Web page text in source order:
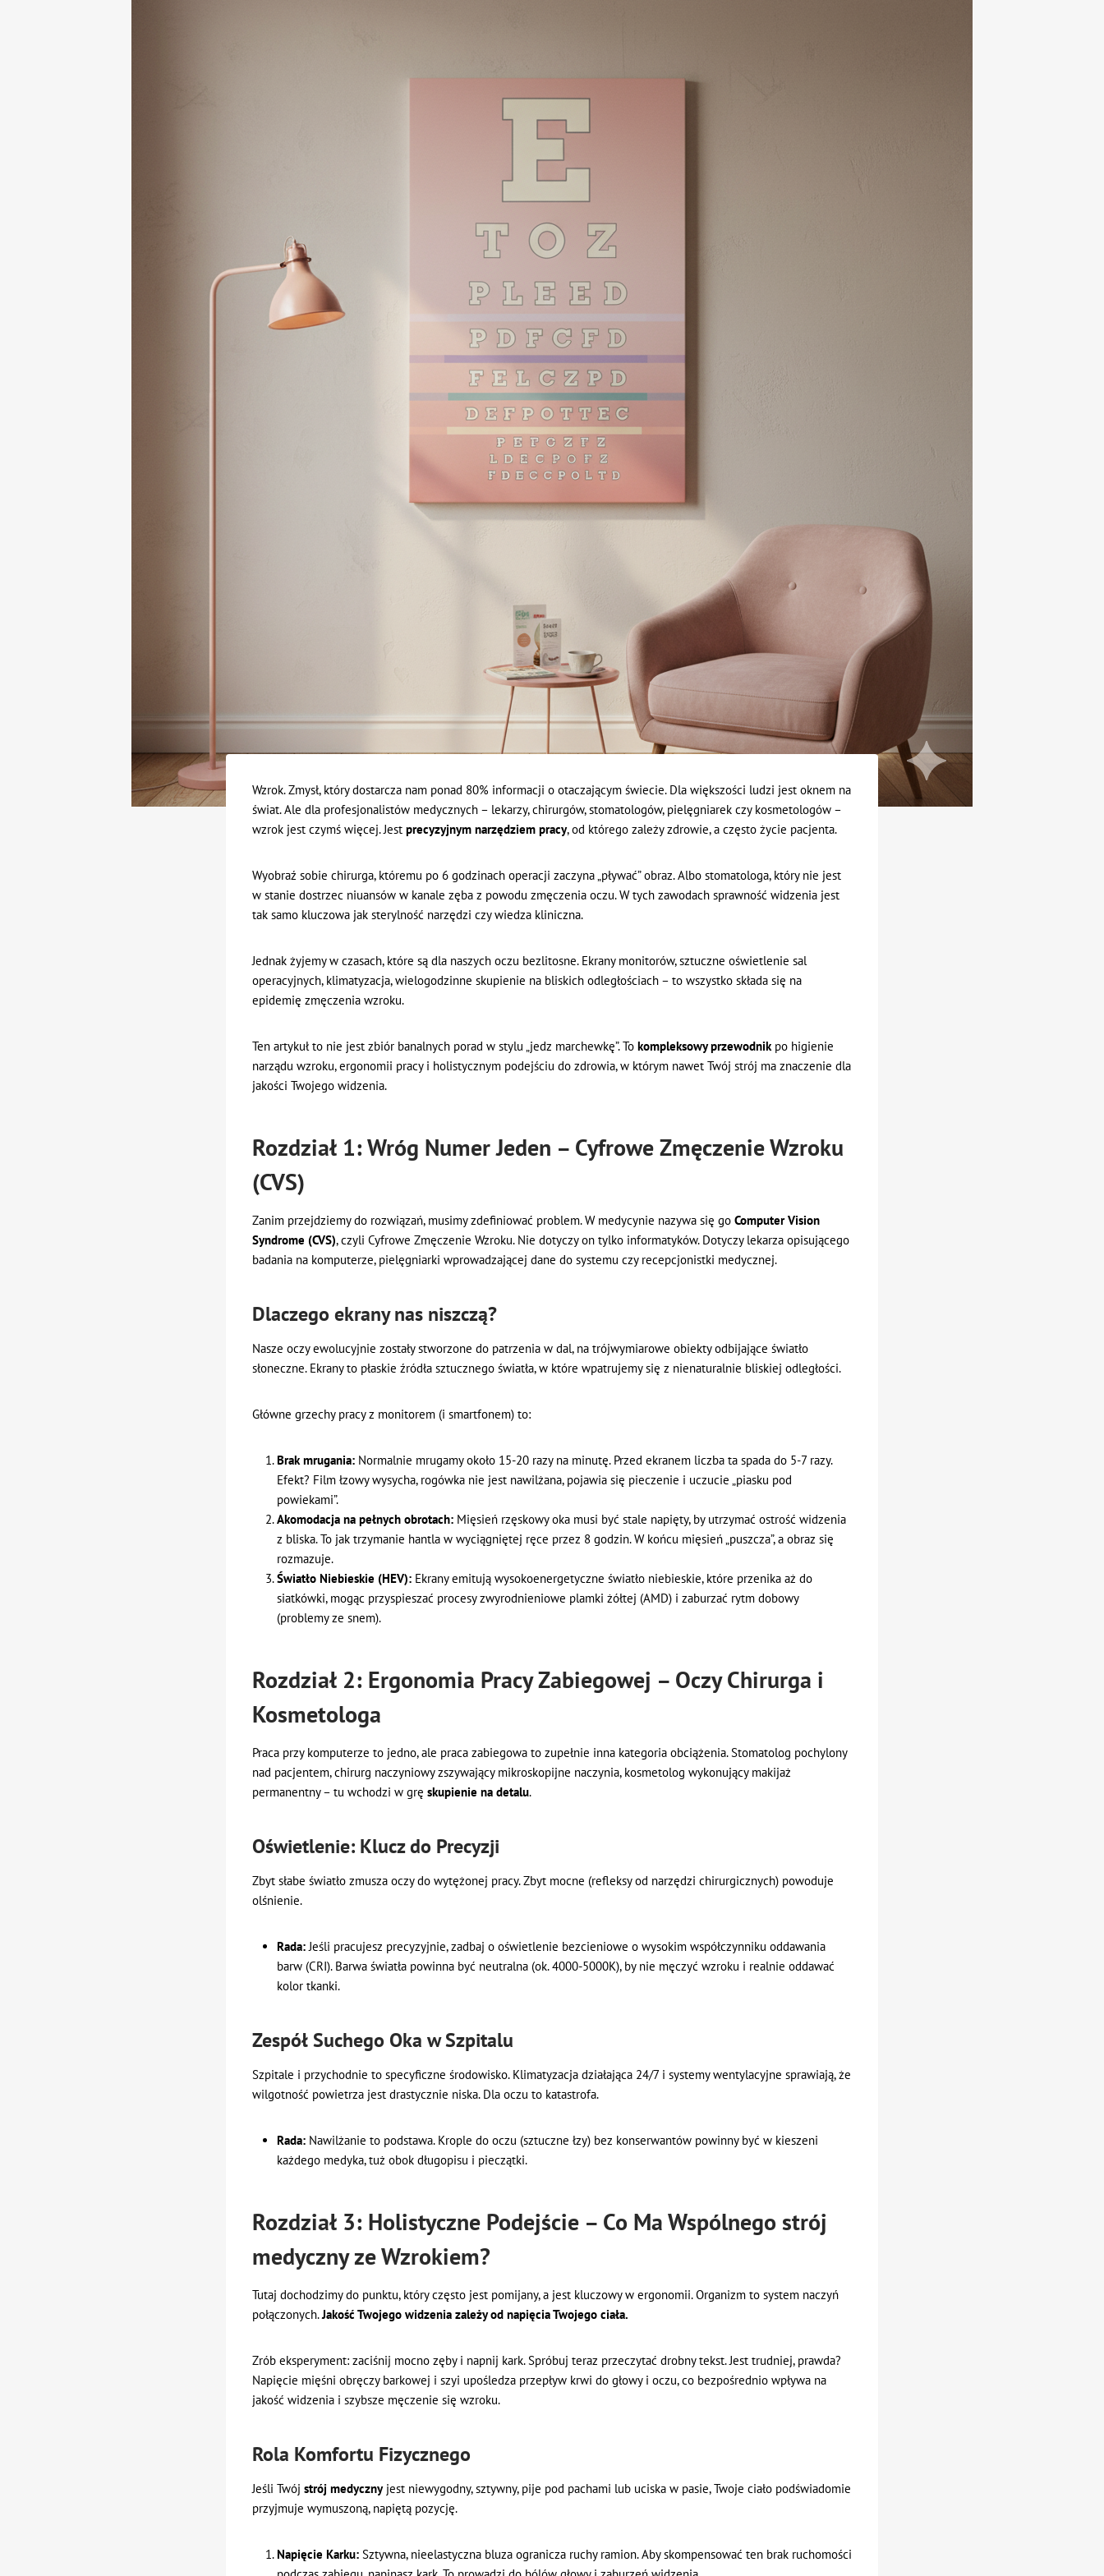
Wzrok. Zmysł, który dostarcza nam ponad 80% informacji o otaczającym świecie. Dla większości ludzi jest oknem na
świat. Ale dla profesjonalistów medycznych – lekarzy, chirurgów, stomatologów, pielęgniarek czy kosmetologów –
wzrok jest czymś więcej. Jest precyzyjnym narzędziem pracy, od którego zależy zdrowie, a często życie pacjenta.
Wyobraź sobie chirurga, któremu po 6 godzinach operacji zaczyna „pływać” obraz. Albo stomatologa, który nie jest
w stanie dostrzec niuansów w kanale zęba z powodu zmęczenia oczu. W tych zawodach sprawność widzenia jest
tak samo kluczowa jak sterylność narzędzi czy wiedza kliniczna.
Jednak żyjemy w czasach, które są dla naszych oczu bezlitosne. Ekrany monitorów, sztuczne oświetlenie sal
operacyjnych, klimatyzacja, wielogodzinne skupienie na bliskich odległościach – to wszystko składa się na
epidemię zmęczenia wzroku.
Ten artykuł to nie jest zbiór banalnych porad w stylu „jedz marchewkę”. To kompleksowy przewodnik po higienie
narządu wzroku, ergonomii pracy i holistycznym podejściu do zdrowia, w którym nawet Twój strój ma znaczenie dla
jakości Twojego widzenia.
Rozdział 1: Wróg Numer Jeden – Cyfrowe Zmęczenie Wzroku
(CVS)
Zanim przejdziemy do rozwiązań, musimy zdefiniować problem. W medycynie nazywa się go Computer Vision
Syndrome (CVS), czyli Cyfrowe Zmęczenie Wzroku. Nie dotyczy on tylko informatyków. Dotyczy lekarza opisującego
badania na komputerze, pielęgniarki wprowadzającej dane do systemu czy recepcjonistki medycznej.
Dlaczego ekrany nas niszczą?
Nasze oczy ewolucyjnie zostały stworzone do patrzenia w dal, na trójwymiarowe obiekty odbijające światło
słoneczne. Ekrany to płaskie źródła sztucznego światła, w które wpatrujemy się z nienaturalnie bliskiej odległości.
Główne grzechy pracy z monitorem (i smartfonem) to:
Brak mrugania: Normalnie mrugamy około 15-20 razy na minutę. Przed ekranem liczba ta spada do 5-7 razy.
Efekt? Film łzowy wysycha, rogówka nie jest nawilżana, pojawia się pieczenie i uczucie „piasku pod
powiekami”.
Akomodacja na pełnych obrotach: Mięsień rzęskowy oka musi być stale napięty, by utrzymać ostrość widzenia
z bliska. To jak trzymanie hantla w wyciągniętej ręce przez 8 godzin. W końcu mięsień „puszcza”, a obraz się
rozmazuje.
Światło Niebieskie (HEV): Ekrany emitują wysokoenergetyczne światło niebieskie, które przenika aż do
siatkówki, mogąc przyspieszać procesy zwyrodnieniowe plamki żółtej (AMD) i zaburzać rytm dobowy
(problemy ze snem).
Rozdział 2: Ergonomia Pracy Zabiegowej – Oczy Chirurga i
Kosmetologa
Praca przy komputerze to jedno, ale praca zabiegowa to zupełnie inna kategoria obciążenia. Stomatolog pochylony
nad pacjentem, chirurg naczyniowy zszywający mikroskopijne naczynia, kosmetolog wykonujący makijaż
permanentny – tu wchodzi w grę skupienie na detalu.
Oświetlenie: Klucz do Precyzji
Zbyt słabe światło zmusza oczy do wytężonej pracy. Zbyt mocne (refleksy od narzędzi chirurgicznych) powoduje
olśnienie.
Rada: Jeśli pracujesz precyzyjnie, zadbaj o oświetlenie bezcieniowe o wysokim współczynniku oddawania
barw (CRI). Barwa światła powinna być neutralna (ok. 4000-5000K), by nie męczyć wzroku i realnie oddawać
kolor tkanki.
Zespół Suchego Oka w Szpitalu
Szpitale i przychodnie to specyficzne środowisko. Klimatyzacja działająca 24/7 i systemy wentylacyjne sprawiają, że
wilgotność powietrza jest drastycznie niska. Dla oczu to katastrofa.
Rada: Nawilżanie to podstawa. Krople do oczu (sztuczne łzy) bez konserwantów powinny być w kieszeni
każdego medyka, tuż obok długopisu i pieczątki.
Rozdział 3: Holistyczne Podejście – Co Ma Wspólnego strój
medyczny ze Wzrokiem?
Tutaj dochodzimy do punktu, który często jest pomijany, a jest kluczowy w ergonomii. Organizm to system naczyń
połączonych.Jakość Twojego widzenia zależy od napięcia Twojego ciała.
Zrób eksperyment: zaciśnij mocno zęby i napnij kark. Spróbuj teraz przeczytać drobny tekst. Jest trudniej, prawda?
Napięcie mięśni obręczy barkowej i szyi upośledza przepływ krwi do głowy i oczu, co bezpośrednio wpływa na
jakość widzenia i szybsze męczenie się wzroku.
Rola Komfortu Fizycznego
Jeśli Twój strój medycznyjest niewygodny, sztywny, pije pod pachami lub uciska w pasie, Twoje ciało podświadomie
przyjmuje wymuszoną, napiętą pozycję.
Napięcie Karku: Sztywna, nieelastyczna bluza ogranicza ruchy ramion. Aby skompensować ten brak ruchomości